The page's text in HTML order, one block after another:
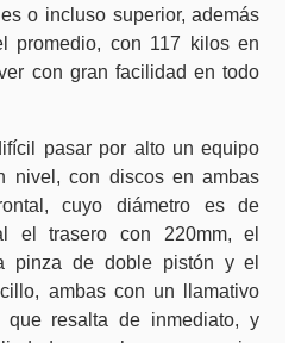
o incluso superior, además
promedio, con 117 kilos en
con gran facilidad en todo
pasar por alto un equipo
nivel, con discos en ambas
cuyo diámetro es de
el trasero con 220mm, el
pinza de doble pistón y el
ambas con un llamativo
resalta de inmediato, y